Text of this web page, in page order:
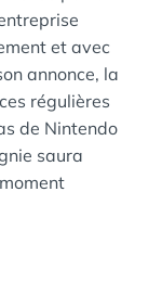
et avec
annonce, la
régulières
de Nintendo
saura